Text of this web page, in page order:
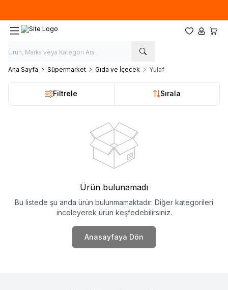
Favorilerim
Hesabım
Ana Sayfa Süpermarket Gıda ve İçecek Yulaf
Filtrele Sırala
Ürün bulunamadı
Bu listede şu anda ürün bulunmamaktadır. Diğer kategorileri
inceleyerek ürün keşfedebilirsiniz.
Anasayfaya Dön